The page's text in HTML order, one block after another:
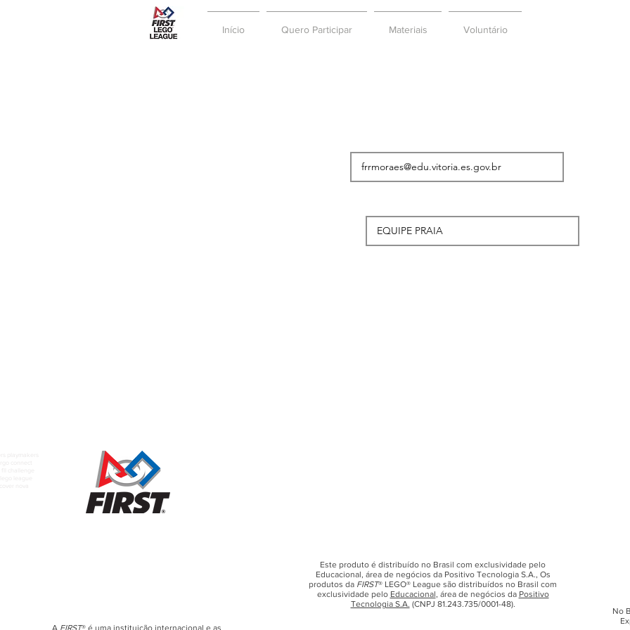
Início Quero Participar Materiais Voluntário
A FIRST® é uma instituição internacional e as
Este produto é distribuído no Brasil com exclusividade pelo
Educacional, área de negócios da Positivo Tecnologia S.A., Os
produtos da FIRST® LEGO® League são distribuídos no Brasil com
exclusividade pelo Educacional, área de negócios da Positivo
Tecnologia S.A. (CNPJ 81.243.735/0001-48).
No